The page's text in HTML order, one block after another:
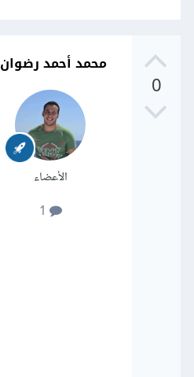
0
محمد أحمد رضوان
الأعضاء